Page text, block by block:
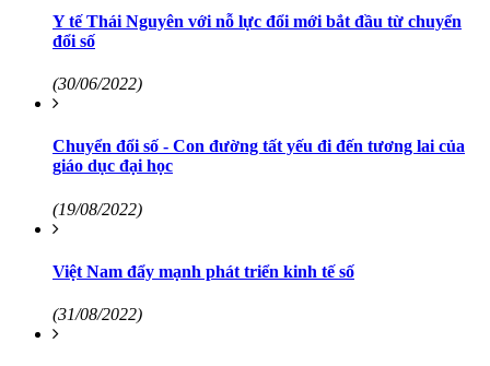
Y tế Thái Nguyên với nỗ lực đổi mới bắt đầu từ chuyển
đổi số
(30/06/2022)
Chuyển đổi số - Con đường tất yếu đi đến tương lai của
giáo dục đại học
(19/08/2022)
Việt Nam đẩy mạnh phát triển kinh tế số
(31/08/2022)